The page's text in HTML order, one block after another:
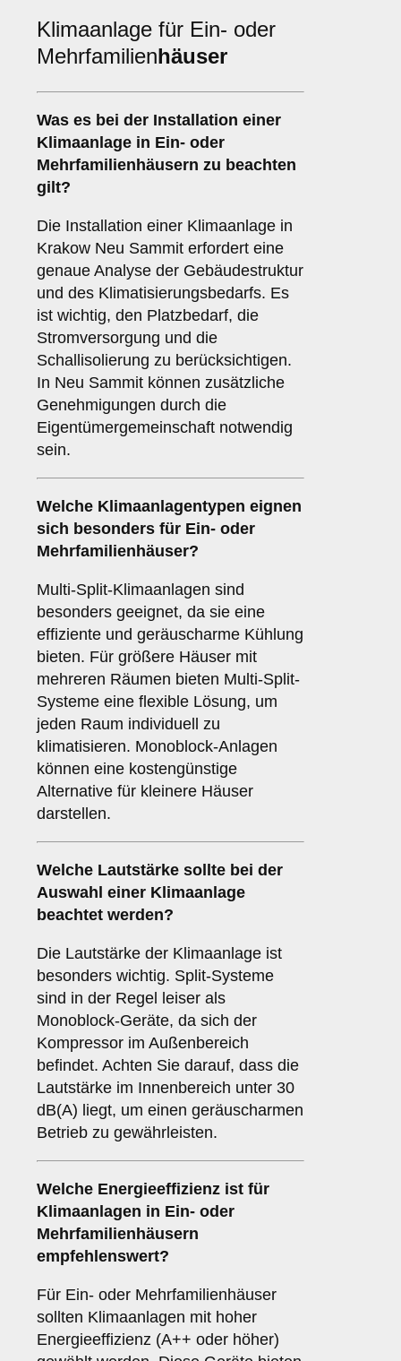
Klimaanlage für Ein- oder
Mehrfamilienhäuser
Was es bei der Installation einer
Klimaanlage in Ein- oder
Mehrfamilienhäusern zu beachten
gilt?
Die Installation einer Klimaanlage in
Krakow Neu Sammit erfordert eine
genaue Analyse der Gebäudestruktur
und des Klimatisierungsbedarfs. Es
ist wichtig, den Platzbedarf, die
Stromversorgung und die
Schallisolierung zu berücksichtigen.
In Neu Sammit können zusätzliche
Genehmigungen durch die
Eigentümergemeinschaft notwendig
sein.
Welche Klimaanlagentypen eignen
sich besonders für Ein- oder
Mehrfamilienhäuser?
Multi-Split-Klimaanlagen sind
besonders geeignet, da sie eine
effiziente und geräuscharme Kühlung
bieten. Für größere Häuser mit
mehreren Räumen bieten Multi-Split-
Systeme eine flexible Lösung, um
jeden Raum individuell zu
klimatisieren. Monoblock-Anlagen
können eine kostengünstige
Alternative für kleinere Häuser
darstellen.
Welche Lautstärke sollte bei der
Auswahl einer Klimaanlage
beachtet werden?
Die Lautstärke der Klimaanlage ist
besonders wichtig. Split-Systeme
sind in der Regel leiser als
Monoblock-Geräte, da sich der
Kompressor im Außenbereich
befindet. Achten Sie darauf, dass die
Lautstärke im Innenbereich unter 30
dB(A) liegt, um einen geräuscharmen
Betrieb zu gewährleisten.
Welche Energieeffizienz ist für
Klimaanlagen in Ein- oder
Mehrfamilienhäusern
empfehlenswert?
Für Ein- oder Mehrfamilienhäuser
sollten Klimaanlagen mit hoher
Energieeffizienz (A++ oder höher)